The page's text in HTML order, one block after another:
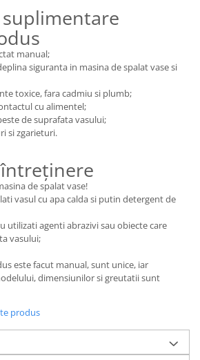
manual;
siguranta in masina de spalat vase si
toxice, fara cadmiu si plumb;
cu alimentel;
de suprafata vasului;
si zgarieturi.
de spalat vase!
vasul cu apa calda si putin detergent de
utilizati agenti abrazivi sau obiecte care
vasului;
este facut manual, sunt unice, iar
dimensiunilor si greutatii sunt
produs